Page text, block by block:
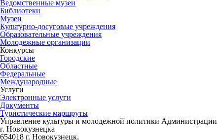
Ведомственные музеи
Библиотеки
Музеи
Культурно-досуговые учреждения
Образовательные учреждения
Молодежные организации
Конкурсы
Городские
Областные
Федеральные
Международные
Услуги
Электронные услуги
Документы
Туристические маршруты
Управление культуры и молодежной политики Администрации
г. Новокузнецка
654018 г. Новокузнецк,